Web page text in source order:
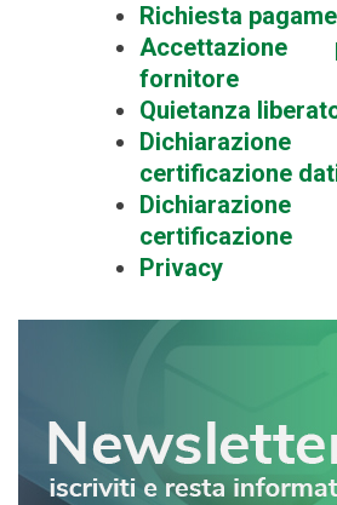
Richiesta
Accettazione
fornitore
Quietanza
certificazione
certificazione
Privacy